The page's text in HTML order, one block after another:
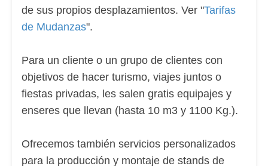
de sus propios desplazamientos. Ver "Tarifas
de Mudanzas".
Para un cliente o un grupo de clientes con
objetivos de hacer turismo, viajes juntos o
fiestas privadas, les salen gratis equipajes y
enseres que llevan (hasta 10 m3 y 1100 Kg.).
Ofrecemos también servicios personalizados
para la producción y montaje de stands de